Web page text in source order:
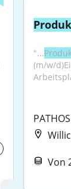
"...
(m/w/
Von